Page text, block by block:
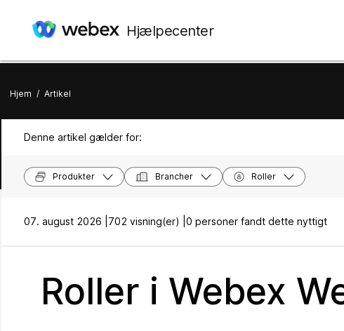
Hjælpecenter
Hjem / Artikel
Denne artikel gælder for:
Produkter Brancher Roller
07. august 2026 | 702 visning(er) | 0 personer fandt dette nyttigt
Roller i Webex